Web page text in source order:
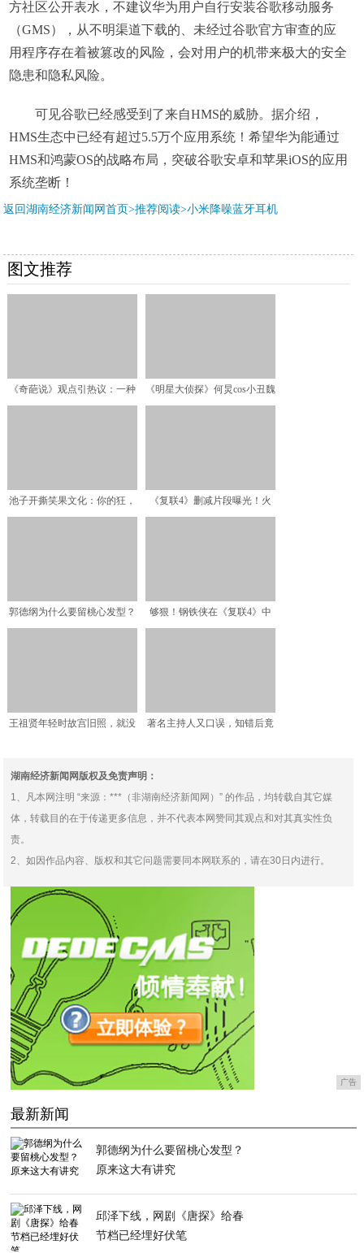
方社区公开表水，不建议华为用户自行安装谷歌移动服务
（GMS），从不明渠道下载的、未经过谷歌官方审查的应
用程序存在着被篡改的风险，会对用户的机带来极大的安全
隐患和隐私风险。
可见谷歌已经感受到了来自HMS的威胁。据介绍，
HMS生态中已经有超过5.5万个应用系统！希望华为能通过
HMS和鸿蒙OS的战略布局，突破谷歌安卓和苹果iOS的应用
系统垄断！
返回湖南经济新闻网首页>推荐阅读>小米降噪蓝牙耳机
图文推荐
《奇葩说》观点引热议：一种
《明星大侦探》何炅cos小丑魏
池子开撕笑果文化：你的狂，
《复联4》删减片段曝光！火
郭德纲为什么要留桃心发型？
够狠！钢铁侠在《复联4》中
王祖贤年轻时故宫旧照，就没
著名主持人又口误，知错后竟
湖南经济新闻网版权及免责声明：
1、凡本网注明 “来源：***（非湖南经济新闻网）” 的作品，均转载自其它媒
体，转载目的在于传递更多信息，并不代表本网赞同其观点和对其真实性负
责。
2、如因作品内容、版权和其它问题需要同本网联系的，请在30日内进行。
广告
最新新闻
郭德纲为什么要留桃心发型？
原来这大有讲究
邱泽下线，网剧《唐探》给春
节档已经埋好伏笔